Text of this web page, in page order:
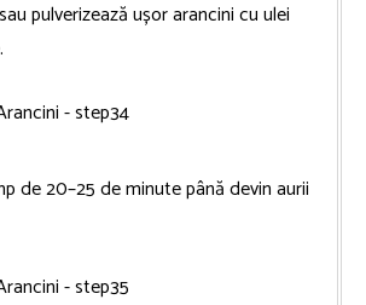
pulverizează ușor arancini cu ulei
de 20–25 de minute până devin aurii